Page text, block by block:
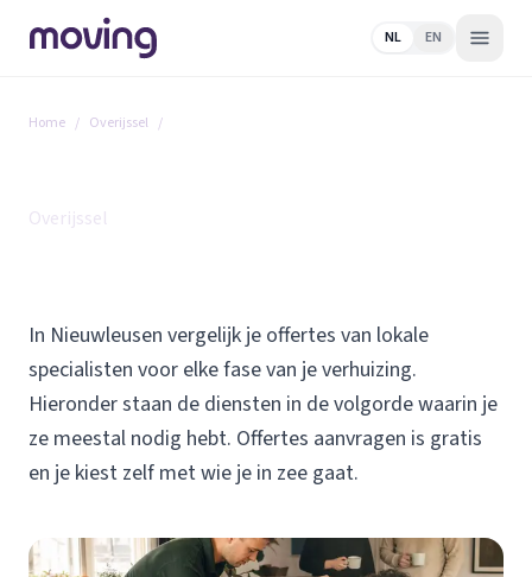
NL EN
Home / Overijssel /
Overijssel
In Nieuwleusen vergelijk je offertes van lokale
specialisten voor elke fase van je verhuizing.
Hieronder staan de diensten in de volgorde waarin je
ze meestal nodig hebt. Offertes aanvragen is gratis
en je kiest zelf met wie je in zee gaat.